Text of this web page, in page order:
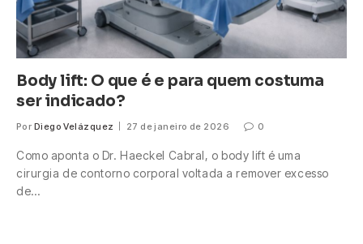
Body lift: O que é e para quem costuma
ser indicado?
Por Diego Velázquez 27 de janeiro de 2026 0
Como aponta o Dr. Haeckel Cabral, o body lift é uma
cirurgia de contorno corporal voltada a remover excesso
de…